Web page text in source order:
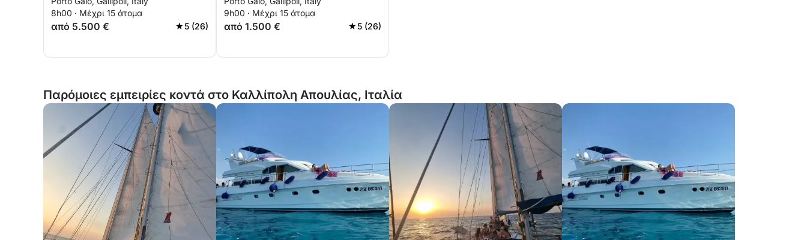
τη θάλασσα όπως ποτέ άλλοτε!
🇮🇹 🇬🇷
8h00 · Μέχρι 15 άτομα
από 5.500 € 5 (26)
9h00 · Μέχρι 15 άτομα
από 1.500 € 5 (26)
Παρόμοιες εμπειρίες κοντά στο Καλλίπολη Απουλίας, Ιταλία